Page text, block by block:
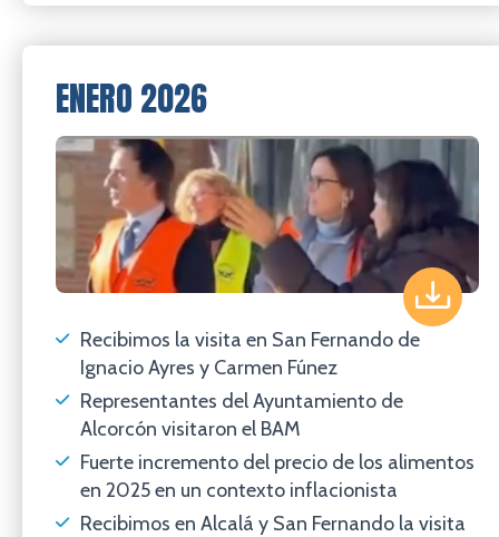
ENERO 2026
Recibimos la visita en San Fernando de
Ignacio Ayres y Carmen Fúnez
Representantes del Ayuntamiento de
Alcorcón visitaron el BAM
Fuerte incremento del precio de los alimentos
en 2025 en un contexto inflacionista
Recibimos en Alcalá y San Fernando la visita